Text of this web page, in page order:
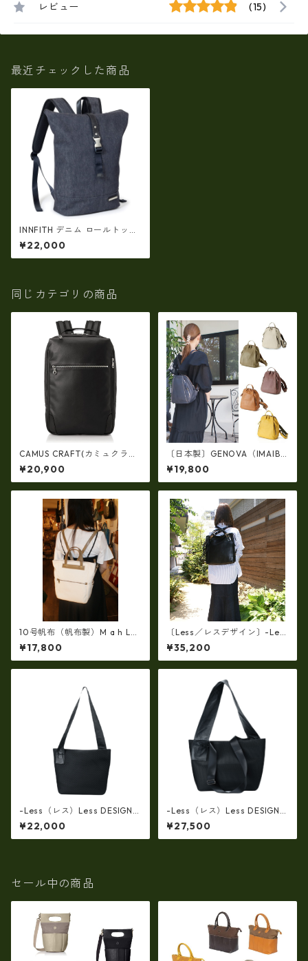
レビュー (15)
最近チェックした商品
INNFITH デニム ロールトップ
バックパック リュック タウン
普段使い 通勤 通学 カジュアル
if-55739
¥22,000
同じカテゴリの商品
CAMUS CRAFT(カミュクラフ
ト) ビジネスバッグ リュック
サック 日本製 撥水 軽量 ユニ
セックス cc-2702
¥20,900
〔日本製〕GENOVA（IMAIBA
G）牛革製・シュリンクヌメ
Ｗジッパー・コンパクトリュ
ック ir-2858
¥19,800
10号帆布（帆布製）M a h L
革コンビ・リュック 7M2-11
44
¥17,800
〔Less／レスデザイン〕-Les
s タンニンをたっぷり浸透させ
た厚口のホースレザー馬革ト
ートリュック3way LMSB-00
¥35,200
-Less（レス）Less DESIGN
(レスデザイン)ダブルラッセル
ダイヤメッシュx牛革 Mサイ
ズ・ショルダートートバッ
¥22,000
-Less（レス）Less DESIGN
(レスデザイン)ダブルラッセル
ダイヤメッシュx牛革製 Lサ
イズ・ショルダートートバッ
¥27,500
セール中の商品